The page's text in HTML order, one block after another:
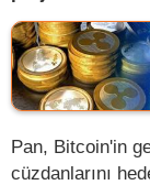
Pan, Bitcoin'in
cüzdanlarını